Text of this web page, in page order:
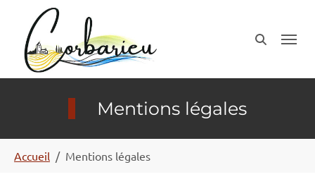
Aller au contenu principal
Mentions légales
Accueil Mentions légales
Panneau de gestion des cookies